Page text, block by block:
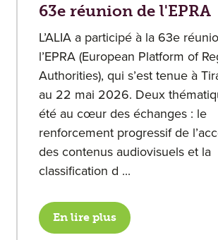
63e réunion de l'EPRA
L’ALIA a participé à la 63e
l’EPRA (European Platform of
Authorities), qui s’est tenue à
au 22 mai 2026. Deux
été au cœur des échanges : le
renforcement progressif de
des contenus audiovisuels et la
classification d ...
En lire plus